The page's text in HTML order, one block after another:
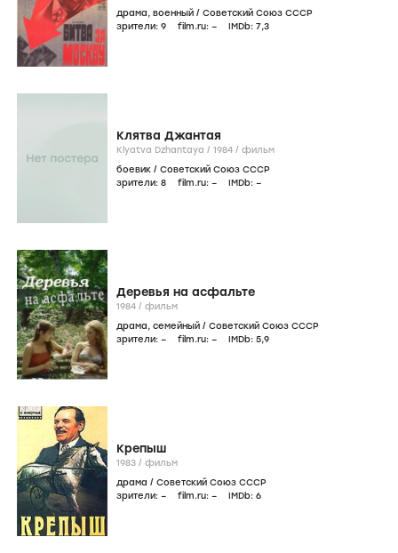
драма, военный / Советский Союз СССР
зрители: 9 film.ru: – IMDb: 7,3
Клятва Джантая
Klyatva Dzhantaya / 1984 / фильм
боевик / Советский Союз СССР
зрители: 8 film.ru: – IMDb: –
Деревья на асфальте
1984 / фильм
драма, семейный / Советский Союз СССР
зрители: – film.ru: – IMDb: 5,9
Крепыш
1983 / фильм
драма / Советский Союз СССР
зрители: – film.ru: – IMDb: 6